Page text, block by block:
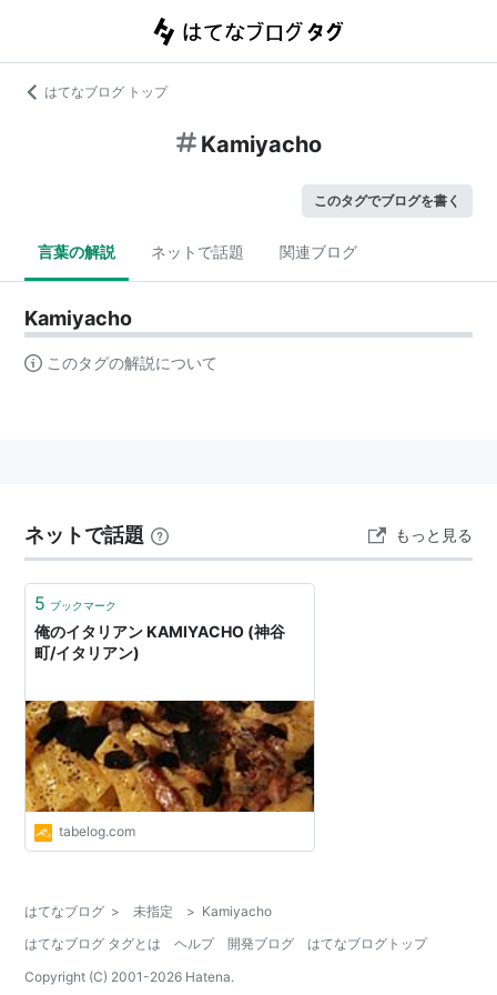
はてなブログ トップ
Kamiyacho
このタグでブログを書く
言葉の解説 ネットで話題 関連ブログ
Kamiyacho
このタグの解説について
ネットで話題 もっと見る
5 ブックマーク
俺のイタリアン KAMIYACHO (神谷
町/イタリアン)
tabelog.com
はてなブログ > 未指定 > Kamiyacho
はてなブログ タグとは
ヘルプ 開発ブログ
はてなブログトップ
Copyright (C) 2001-2026 Hatena.